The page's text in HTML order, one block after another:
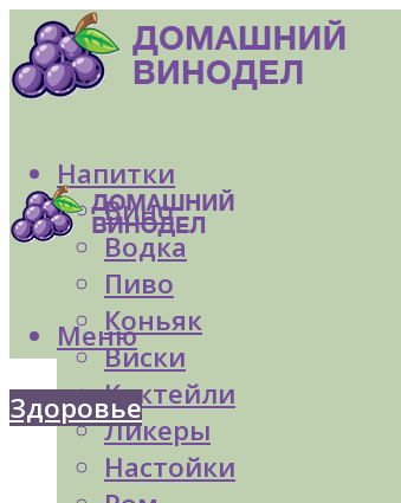
Напитки
Вино
Водка
Пиво
Коньяк
Виски
Коктейли
Ликеры
Настойки
Меню
Здоровье